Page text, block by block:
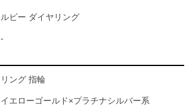
ルビー ダイヤリング
-
リング 指輪
イエローゴールド×プラチナシルバー系